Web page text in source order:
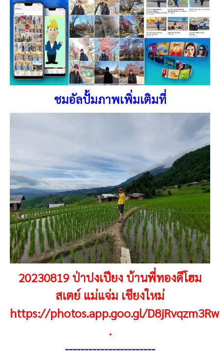
ชมอัลปั้มภาพเพิ่มเติมที่
20230819 ป่าปงเปียง บ้านพี่ทองดีโฮม
สเตย์ แม่แจ่ม เชียงใหม่
https://photos.app.goo.gl/
.
-----------------------